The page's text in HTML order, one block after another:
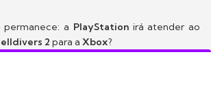
a PlayStationirá atender ao
2 para a Xbox?